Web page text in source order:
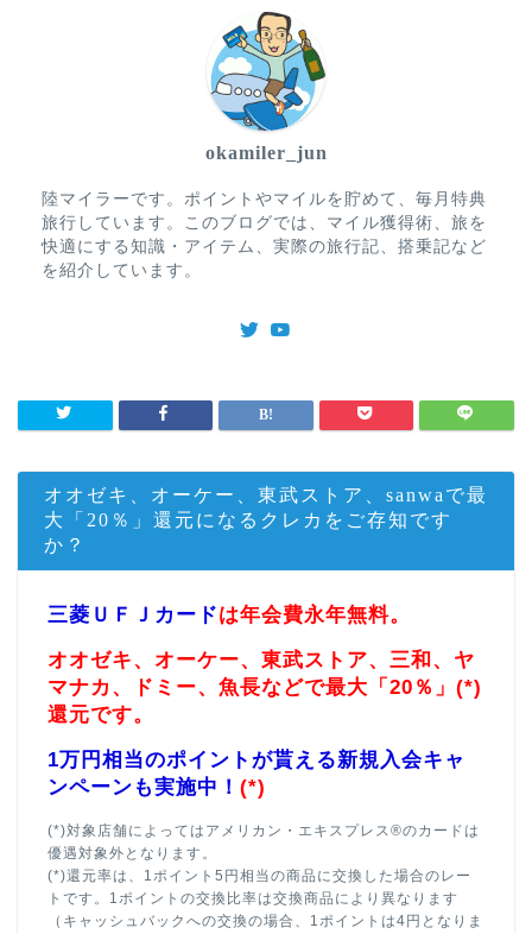
okamiler_jun
陸マイラーです。ポイントやマイルを貯めて、毎月特典
旅行しています。このブログでは、マイル獲得術、旅を
快適にする知識・アイテム、実際の旅行記、搭乗記など
を紹介しています。
オオゼキ、オーケー、東武ストア、sanwaで最
大「20％」還元になるクレカをご存知です
か？
三菱ＵＦＪカードは年会費永年無料。
オオゼキ、オーケー、東武ストア、三和、ヤ
マナカ、ドミー、魚長などで最大「20％」(*)
還元です。
1万円相当のポイントが貰える新規入会キャ
ンペーンも実施中！ (*)
(*)対象店舗によってはアメリカン・エキスプレス®のカードは
優遇対象外となります。
(*)還元率は、1ポイント5円相当の商品に交換した場合のレー
トです。1ポイントの交換比率は交換商品により異なります
（キャッシュバックへの交換の場合、1ポイントは4円となりま